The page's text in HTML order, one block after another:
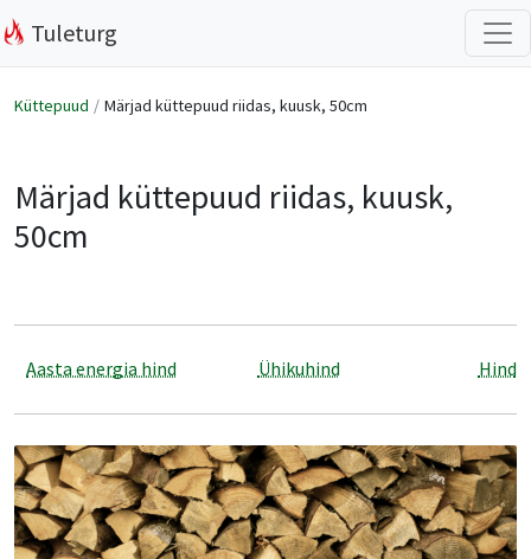
Tuleturg
Küttepuud Märjad küttepuud riidas, kuusk, 50cm
Märjad küttepuud riidas, kuusk,
50cm
Aasta energia hind Ühikuhind Hind